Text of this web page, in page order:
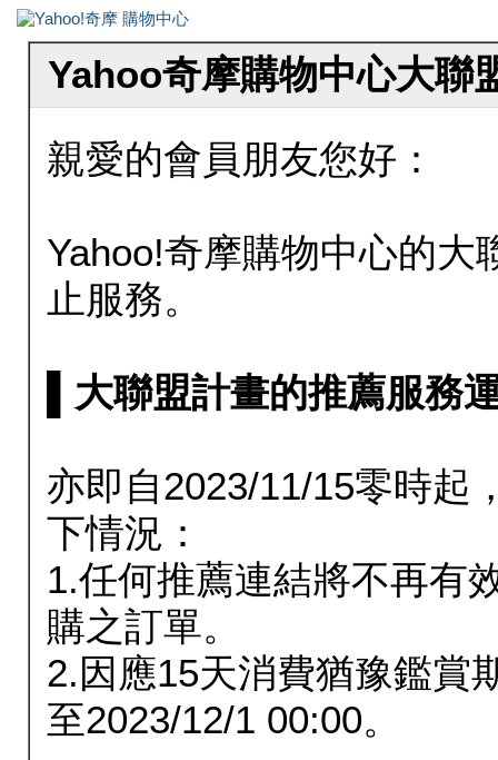
Yahoo奇摩購物中心大聯
親愛的會員朋友您好：
Yahoo!奇摩購物中心的大
止服務。
▌大聯盟計畫的推薦服務
亦即自2023/11/15零時起
下情況：
1.任何推薦連結將不再有
購之訂單。
2.因應15天消費猶豫鑑賞
至2023/12/1 00:00。